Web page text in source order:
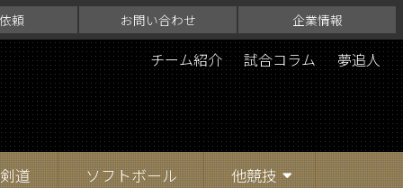
頼 お問い合わせ 企業情報
チーム紹介 試合コラム 夢追人
剣道 ソフトボール 他競技